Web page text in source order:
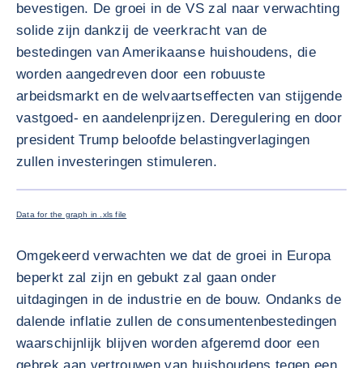
bevestigen. De groei in de VS zal naar verwachting
solide zijn dankzij de veerkracht van de
bestedingen van Amerikaanse huishoudens, die
worden aangedreven door een robuuste
arbeidsmarkt en de welvaartseffecten van stijgende
vastgoed- en aandelenprijzen. Deregulering en door
president Trump beloofde belastingverlagingen
zullen investeringen stimuleren.
Data for the graph in .xls file
Omgekeerd verwachten we dat de groei in Europa
beperkt zal zijn en gebukt zal gaan onder
uitdagingen in de industrie en de bouw. Ondanks de
dalende inflatie zullen de consumentenbestedingen
waarschijnlijk blijven worden afgeremd door een